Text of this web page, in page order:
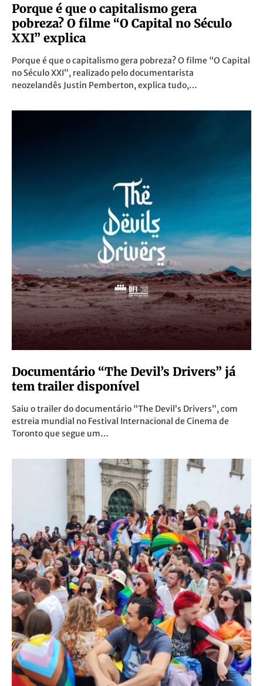
Porque é que o capitalismo gera
pobreza? O filme “O Capital no Século
XXI” explica
Porque é que o capitalismo gera pobreza? O filme “O Capital
no Século XXI”, realizado pelo documentarista
neozelandês Justin Pemberton, explica tudo,…
Documentário “The Devil’s Drivers” já
tem trailer disponível
Saiu o trailer do documentário “The Devil’s Drivers”, com
estreia mundial no Festival Internacional de Cinema de
Toronto que segue um…